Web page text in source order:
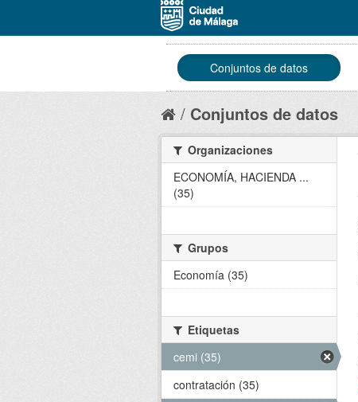
Conjuntos de datos
Conjuntos de datos
Organizaciones
ECONOMÍA, HACIENDA ...
(35)
Grupos
Economía (35)
Etiquetas
cemi (35)
contratación (35)